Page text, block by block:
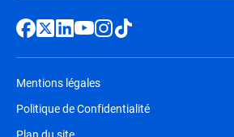
Mentions légales
Politique de Confidentialité